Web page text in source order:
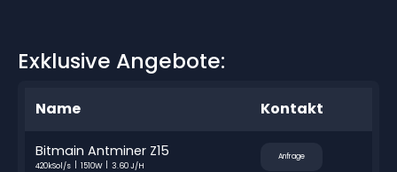
Exklusive Angebote:
Name Kontakt
Bitmain Antminer Z15
420kSol/s 1510W 3.60 J/H
Anfrage